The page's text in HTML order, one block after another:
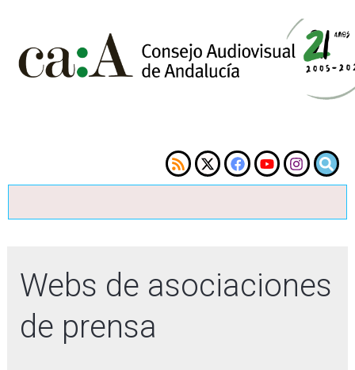
Webs de asociaciones
de prensa